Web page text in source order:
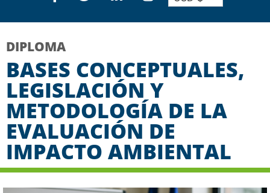
DIPLOMA
BASES CONCEPTUALES,
LEGISLACIÓN Y
METODOLOGÍA DE LA
EVALUACIÓN DE
IMPACTO AMBIENTAL